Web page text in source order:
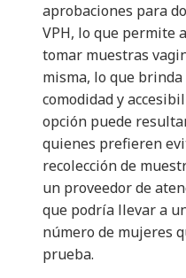
aprobaciones para
VPH, lo que permite
tomar muestras
misma, lo que
comodidad y
opción puede
quienes prefieren
recolección de
un proveedor de
que podría llevar a
número de mujeres
prueba.